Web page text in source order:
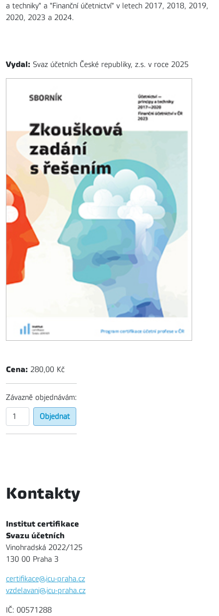
a techniky" a "Finanční účetnictví" v letech 2017, 2018, 2019,
2020, 2023 a 2024.
Vydal: Svaz účetních České republiky, z.s. v roce 2025
Cena: 280,00 Kč
Závazně objednávám:
Kontakty
Institut certifikace
Svazu účetních
Vinohradská 2022/125
130 00 Praha 3
certifikace@icu-praha.cz
vzdelavani@icu-praha.cz
IČ: 00571288